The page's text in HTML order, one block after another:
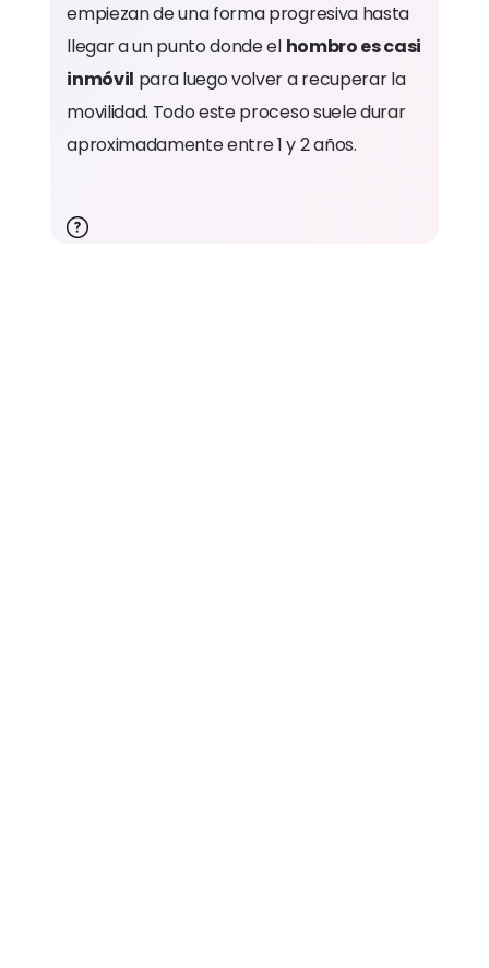
empiezan de una forma progresiva hasta
llegar a un punto donde el hombro es casi
inmóvil para luego volver a recuperar la
movilidad. Todo este proceso suele durar
aproximadamente entre 1 y 2 años.